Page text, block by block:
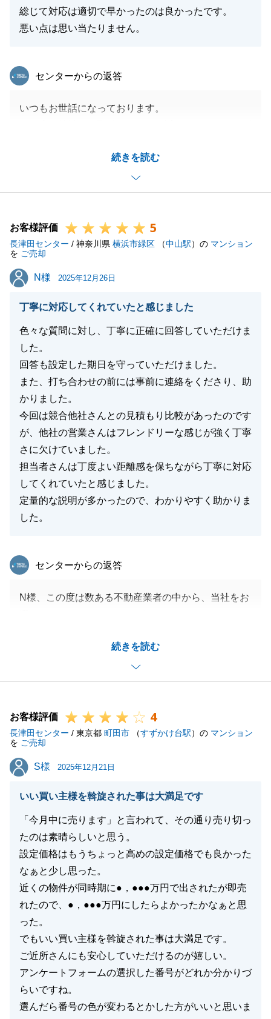
総じて対応は適切で早かったのは良かったです。
悪い点は思い当たりません。
続きを読む
東急リバブル
センターからの返答
いつもお世話になっております。
早期に、かつ「チャレンジ価格」でのご成約となりま
したこと、私としても大変嬉しく思っております。
また、ご子息様からも案件をご紹介いただき、重ねて
そちらにつきましても、最後まで責任を持ってしっか
りとサポートさせていただきます。
今後も何かございましたら、いつでもお気軽にお電話
ください。
お客様評価 5
長津田センター / 神奈川県 横浜市緑区 （中山駅）の マンション
を ご売却
N様
N様 2025年12月26日
丁寧に対応してくれていたと感じました
色々な質問に対し、丁寧に正確に回答していただけま
した。
回答も設定した期日を守っていただけました。
また、打ち合わせの前には事前に連絡をくださり、助
かりました。
今回は競合他社さんとの見積もり比較があったのです
が、他社の営業さんはフレンドリーな感じが強く丁寧
さに欠けていました。
担当者さんは丁度よい距離感を保ちながら丁寧に対応
してくれていたと感じました。
定量的な説明が多かったので、わかりやすく助かりま
した。
続きを読む
東急リバブル
センターからの返答
N様、この度は数ある不動産業者の中から、当社をお
と、非常に嬉しく思います。
またN様はお住まいが遠方という点やお仕事がお忙し
い中、早急なご連絡等、スムーズなお取引にご協力い
またＮ様はもちろん、ご家族様やご友人様が不動産に
ついてご相談がございましたら、喜んでお受けいたし
ますのでいつでもお気軽にご連絡下さいませ。
Ｎ様とこの度できたご縁をこれからも大切に繋いでい
今後ともどうぞよろしくお願いいたします。
閉じる
お客様評価 4
長津田センター / 東京都 町田市 （すずかけ台駅）の マンション
を ご売却
S様
S様 2025年12月21日
いい買い主様を斡旋された事は大満足です
「今月中に売ります」と言われて、その通り売り切っ
たのは素晴らしいと思う。
設定価格はもうちょっと高めの設定価格でも良かった
なぁと少し思った。
近くの物件が同時期に●，●●●万円で出されたが即売
れたので、●，●●●万円にしたらよかったかなぁと思
った。
でもいい買い主様を斡旋された事は大満足です。
ご近所さんにも安心していただけるのが嬉しい。
アンケートフォームの選択した番号がどれか分かりづ
らいですね。
選んだら番号の色が変わるとかした方がいいと思いま